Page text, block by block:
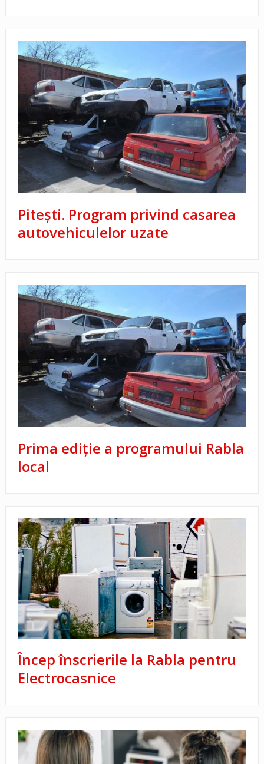
Piteşti. Program privind casarea
autovehiculelor uzate
Prima ediție a programului Rabla
local
Încep înscrierile la Rabla pentru
Electrocasnice